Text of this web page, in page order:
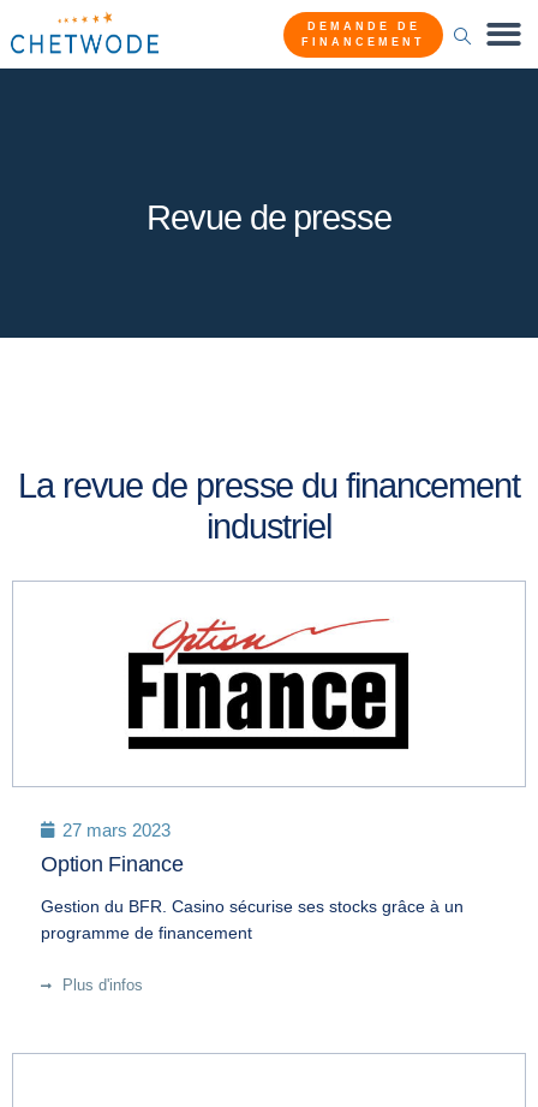
DEMANDE DE
FINANCEMENT
Revue de presse
La revue de presse du financement
industriel
27 mars 2023
Option Finance
Gestion du BFR. Casino sécurise ses stocks grâce à un
programme de financement
Plus d'infos